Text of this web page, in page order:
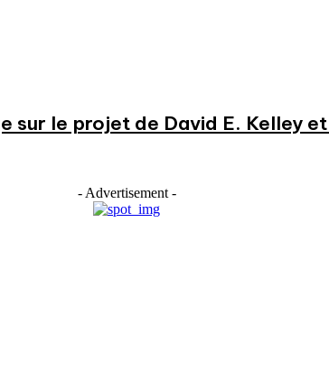
sur le projet de David E. Kelley
- Advertisement -